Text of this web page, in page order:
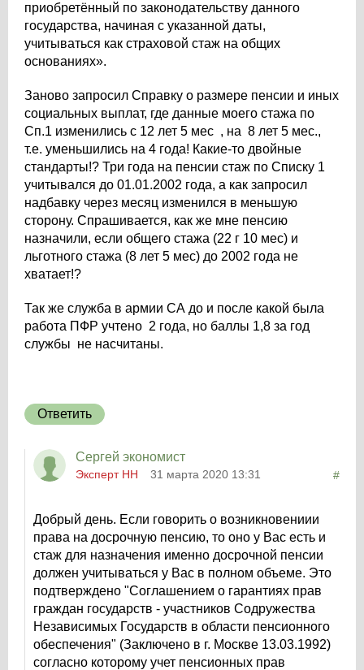
приобретённый по законодательству данного
государства, начиная с указанной даты,
учитываться как страховой стаж на общих
основаниях».
Заново запросил Справку о размере пенсии и иных
социальных выплат, где данные моего стажа по
Сп.1 изменились с 12 лет 5 мес , на 8 лет 5 мес.,
т.е. уменьшились на 4 года! Какие-то двойные
стандарты!? Три года на пенсии стаж по Списку 1
учитывался до 01.01.2002 года, а как запросил
надбавку через месяц изменился в меньшую
сторону. Спрашивается, как же мне пенсию
назначили, если общего стажа (22 г 10 мес) и
льготного стажа (8 лет 5 мес) до 2002 года не
хватает!?
Так же служба в армии СА до и после какой была
работа ПФР учтено 2 года, но баллы 1,8 за год
службы не насчитаны.
Ответить
Сергей экономист
Эксперт НН 31 марта 2020 13:31 #
Добрый день. Если говорить о возникновениии
права на досрочную пенсию, то оно у Вас есть и
стаж для назначения именно досрочной пенсии
должен учитываться у Вас в полном объеме. Это
подтверждено "Соглашением о гарантиях прав
граждан государств - участников Содружества
Независимых Государств в области пенсионного
обеспечения" (Заключено в г. Москве 13.03.1992)
согласно которому учет пенсионных прав